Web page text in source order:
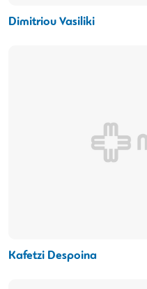
Dimitriou Vasiliki
Kafetzi Despoina